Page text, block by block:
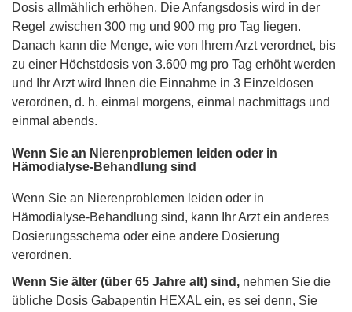
Dosis allmählich erhöhen. Die Anfangsdosis wird in der
Regel zwischen 300 mg und 900 mg pro Tag liegen.
Danach kann die Menge, wie von Ihrem Arzt verordnet, bis
zu einer Höchstdosis von 3.600 mg pro Tag erhöht werden
und Ihr Arzt wird Ihnen die Einnahme in 3 Einzeldosen
verordnen, d. h. einmal morgens, einmal nachmittags und
einmal abends.
Wenn Sie an Nierenproblemen leiden oder in
Hämodialyse-Behandlung sind
Wenn Sie an Nierenproblemen leiden oder in
Hämodialyse-Behandlung sind, kann Ihr Arzt ein anderes
Dosierungsschema oder eine andere Dosierung
verordnen.
Wenn Sie älter (über 65 Jahre alt) sind, nehmen Sie die
übliche Dosis Gabapentin HEXAL ein, es sei denn, Sie